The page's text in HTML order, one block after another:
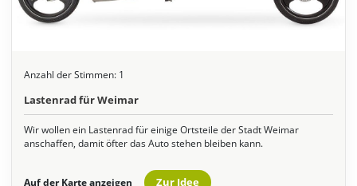
Anzahl der Stimmen: 1
Lastenrad für Weimar
Wir wollen ein Lastenrad für einige Ortsteile der Stadt Weimar
anschaffen, damit öfter das Auto stehen bleiben kann.
Auf der Karte anzeigen Zur Idee